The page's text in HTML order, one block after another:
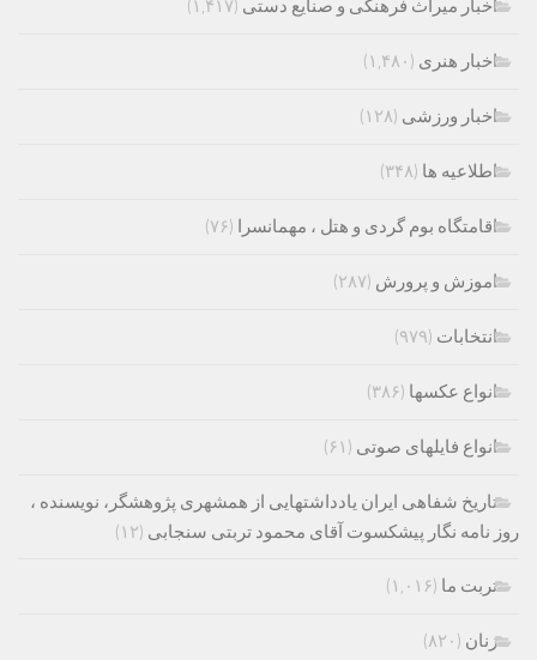
اخبار میراث فرهنگی و صنایع دستی (۱,۴۱۷)
اخبار هنری (۱,۴۸۰)
اخبار ورزشی (۱۲۸)
اطلاعیه ها (۳۴۸)
اقامتگاه بوم گردی و هتل ، مهمانسرا (۷۶)
اموزش و پرورش (۲۸۷)
انتخابات (۹۷۹)
انواع عکسها (۳۸۶)
انواع فایلهای صوتی (۶۱)
تاریخ شفاهی ایران یادداشتهایی از همشهری پژوهشگر، نویسنده ،
روز نامه نگار پیشکسوت آقای محمود تربتی سنجابی (۱۲)
تربت ما (۱,۰۱۶)
زنان (۸۲۰)